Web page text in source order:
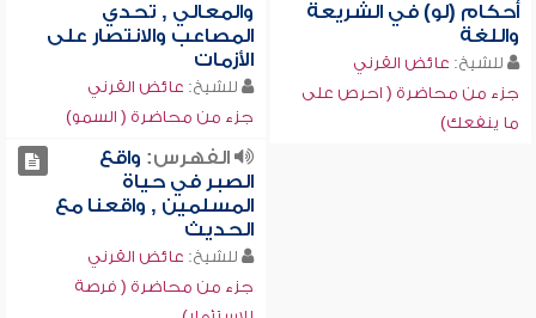
أحكام (لو) في الشريعة
واللغة
للشيخ: عائض القرني
جزء من محاضرة ( احرص على
ما ينفعك)
والمعالي , تحدي
المصاعب والانتصار على
الأزمات
للشيخ: عائض القرني
جزء من محاضرة ( السمو)
الفهرس: واقع
الصبر في حياة
المسلمين , واقعنا مع
الحديث
للشيخ: عائض القرني
جزء من محاضرة ( فرصة